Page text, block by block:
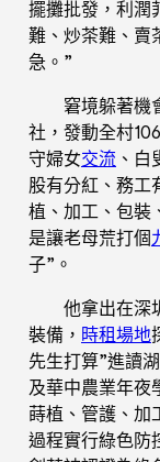
擺攤批發，利潤
難、炒茶難、賣
急。”
窘境躲著機
社，發動全村
守婦女交流 、
股有分紅、務工
植、加工、包裝
是讓老母荒打個
子”。
他拿出在深
裝備， 時租場地
先生打算”進讀
及華中農業年夜
蒔植、管護、加
過程實行綠色防